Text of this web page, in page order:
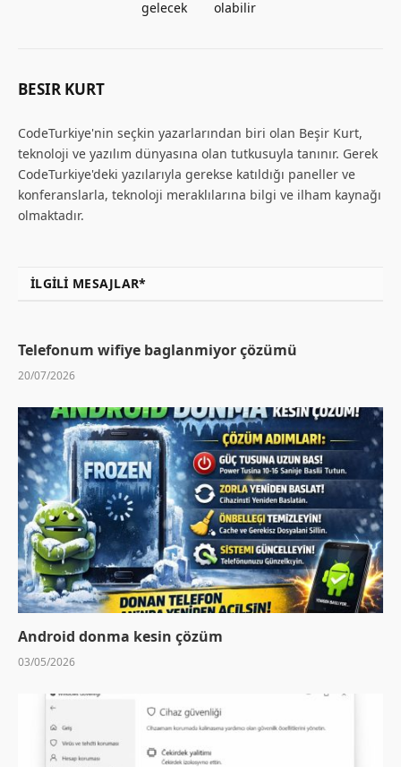
gelecek
olabilir
BESIR KURT
CodeTurkiye'nin seçkin yazarlarından biri olan Beşir Kurt,
teknoloji ve yazılım dünyasına olan tutkusuyla tanınır. Gerek
CodeTurkiye'deki yazılarıyla gerekse katıldığı paneller ve
konferanslarla, teknoloji meraklılarına bilgi ve ilham kaynağı
olmaktadır.
İLGILI MESAJLAR*
Telefonum wifiye baglanmiyor çözümü
20/07/2026
Android donma kesin çözüm
03/05/2026